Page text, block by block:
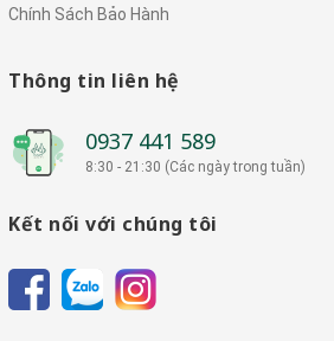
Chính Sách Bảo Hành
Thông tin liên hệ
0937 441 589
8:30 - 21:30 (Các ngày trong tuần)
Kết nối với chúng tôi